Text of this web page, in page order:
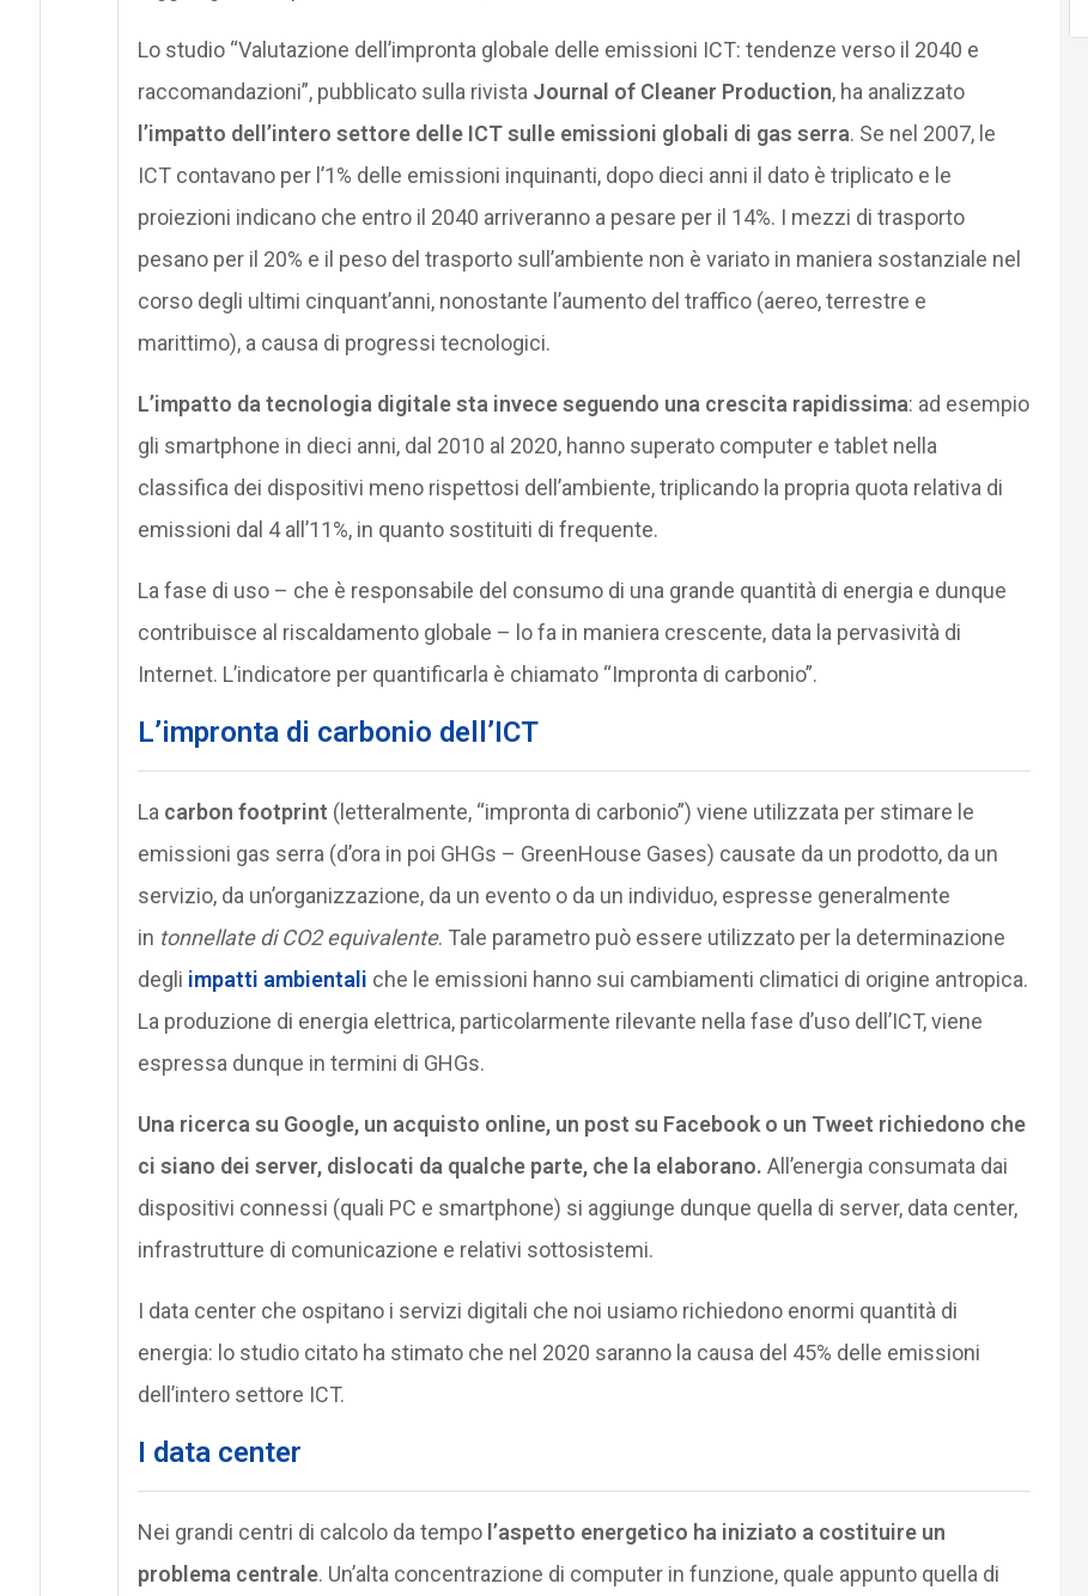
Lo studio “Valutazione dell’impronta globale delle emissioni ICT: tendenze verso il 2040 e
raccomandazioni”, pubblicato sulla rivista Journal of Cleaner Production, ha analizzato
l’impatto dell’intero settore delle ICT sulle emissioni globali di gas serra. Se nel 2007, le
ICT contavano per l’1% delle emissioni inquinanti, dopo dieci anni il dato è triplicato e le
proiezioni indicano che entro il 2040 arriveranno a pesare per il 14%. I mezzi di trasporto
pesano per il 20% e il peso del trasporto sull’ambiente non è variato in maniera sostanziale nel
corso degli ultimi cinquant’anni, nonostante l’aumento del traffico (aereo, terrestre e
marittimo), a causa di progressi tecnologici.
L’impatto da tecnologia digitale sta invece seguendo una crescita rapidissima: ad esempio
gli smartphone in dieci anni, dal 2010 al 2020, hanno superato computer e tablet nella
classifica dei dispositivi meno rispettosi dell’ambiente, triplicando la propria quota relativa di
emissioni dal 4 all’11%, in quanto sostituiti di frequente.
La fase di uso – che è responsabile del consumo di una grande quantità di energia e dunque
contribuisce al riscaldamento globale – lo fa in maniera crescente, data la pervasività di
Internet. L’indicatore per quantificarla è chiamato “Impronta di carbonio”.
L’impronta di carbonio dell’ICT
La carbon footprint (letteralmente, “impronta di carbonio”) viene utilizzata per stimare le
emissioni gas serra (d’ora in poi GHGs – GreenHouse Gases) causate da un prodotto, da un
servizio, da un’organizzazione, da un evento o da un individuo, espresse generalmente
in tonnellate di CO2 equivalente. Tale parametro può essere utilizzato per la determinazione
degli impatti ambientali che le emissioni hanno sui cambiamenti climatici di origine antropica.
La produzione di energia elettrica, particolarmente rilevante nella fase d’uso dell’ICT, viene
espressa dunque in termini di GHGs.
Una ricerca su Google, un acquisto online, un post su Facebook o un Tweet richiedono che
ci siano dei server, dislocati da qualche parte, che la elaborano. All’energia consumata dai
dispositivi connessi (quali PC e smartphone) si aggiunge dunque quella di server, data center,
infrastrutture di comunicazione e relativi sottosistemi.
I data center che ospitano i servizi digitali che noi usiamo richiedono enormi quantità di
energia: lo studio citato ha stimato che nel 2020 saranno la causa del 45% delle emissioni
dell’intero settore ICT.
I data center
Nei grandi centri di calcolo da tempo l’aspetto energetico ha iniziato a costituire un
problema centrale. Un’alta concentrazione di computer in funzione, quale appunto quella di